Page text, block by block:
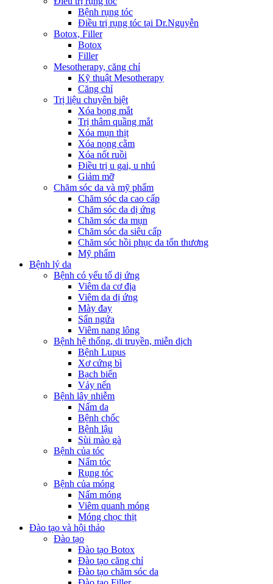
Bệnh rụng tóc
Điều trị rụng tóc tại Dr.Nguyễn
Botox, Filler
Botox
Filler
Mesotherapy, căng chỉ
Kỹ thuật Mesotherapy
Căng chỉ
Trị liệu chuyên biệt
Xóa bọng mắt
Trị thâm quầng mắt
Xóa mụn thịt
Xóa nọng cằm
Xóa nốt ruồi
Điều trị u gai, u nhú
Giảm mỡ
Chăm sóc da và mỹ phẩm
Chăm sóc da cao cấp
Chăm sóc da dị ứng
Chăm sóc da mụn
Chăm sóc da siêu cấp
Chăm sóc hồi phục da tổn thương
Mỹ phẩm
Bệnh lý da
Bệnh có yếu tố dị ứng
Viêm da cơ địa
Viêm da dị ứng
Mày đay
Sẩn ngứa
Viêm nang lông
Bệnh hệ thống, di truyền, miễn dịch
Bệnh Lupus
Xơ cứng bì
Bạch biến
Vảy nến
Bệnh lây nhiễm
Nấm da
Bệnh chốc
Bệnh lậu
Sùi mào gà
Bệnh của tóc
Nấm tóc
Rụng tóc
Bệnh của móng
Nấm móng
Viêm quanh móng
Móng chọc thịt
Đào tạo và hội thảo
Đào tạo
Đào tạo Botox
Đào tạo căng chỉ
Đào tạo chăm sóc da